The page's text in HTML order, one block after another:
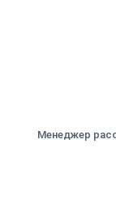
Менеджер